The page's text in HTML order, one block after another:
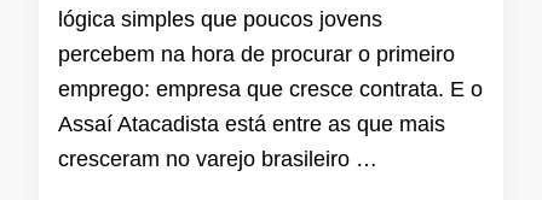
lógica simples que poucos jovens
percebem na hora de procurar o primeiro
emprego: empresa que cresce contrata. E o
Assaí Atacadista está entre as que mais
cresceram no varejo brasileiro …